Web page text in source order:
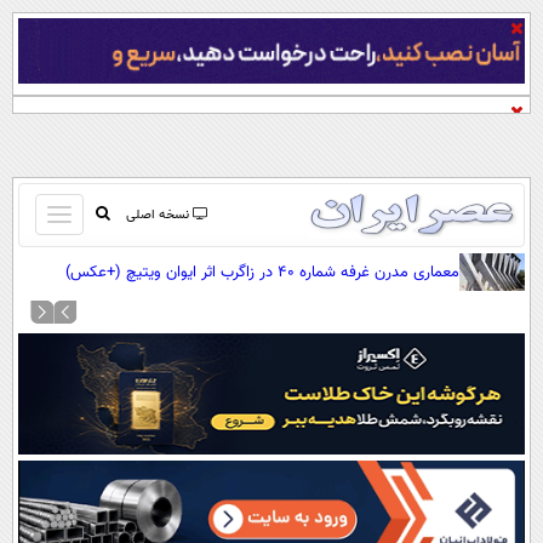
نسخه اصلی
باز
و
کردن
صفحه اول
آرشیو
نظرسنجی
آب و هوا
اوقات شرعی
سواد زندگی
معماری مدرن غرفه شماره ۴۰ در زاگرب اثر ایوان ویتیچ (+عکس)